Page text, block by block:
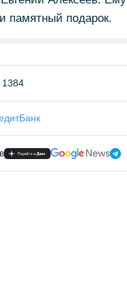
памятный подарок.
1384